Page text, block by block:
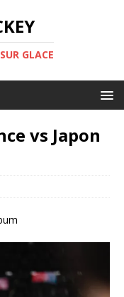
GLACE
vs Japon